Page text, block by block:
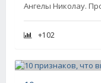
Ангелы Николау.
+102